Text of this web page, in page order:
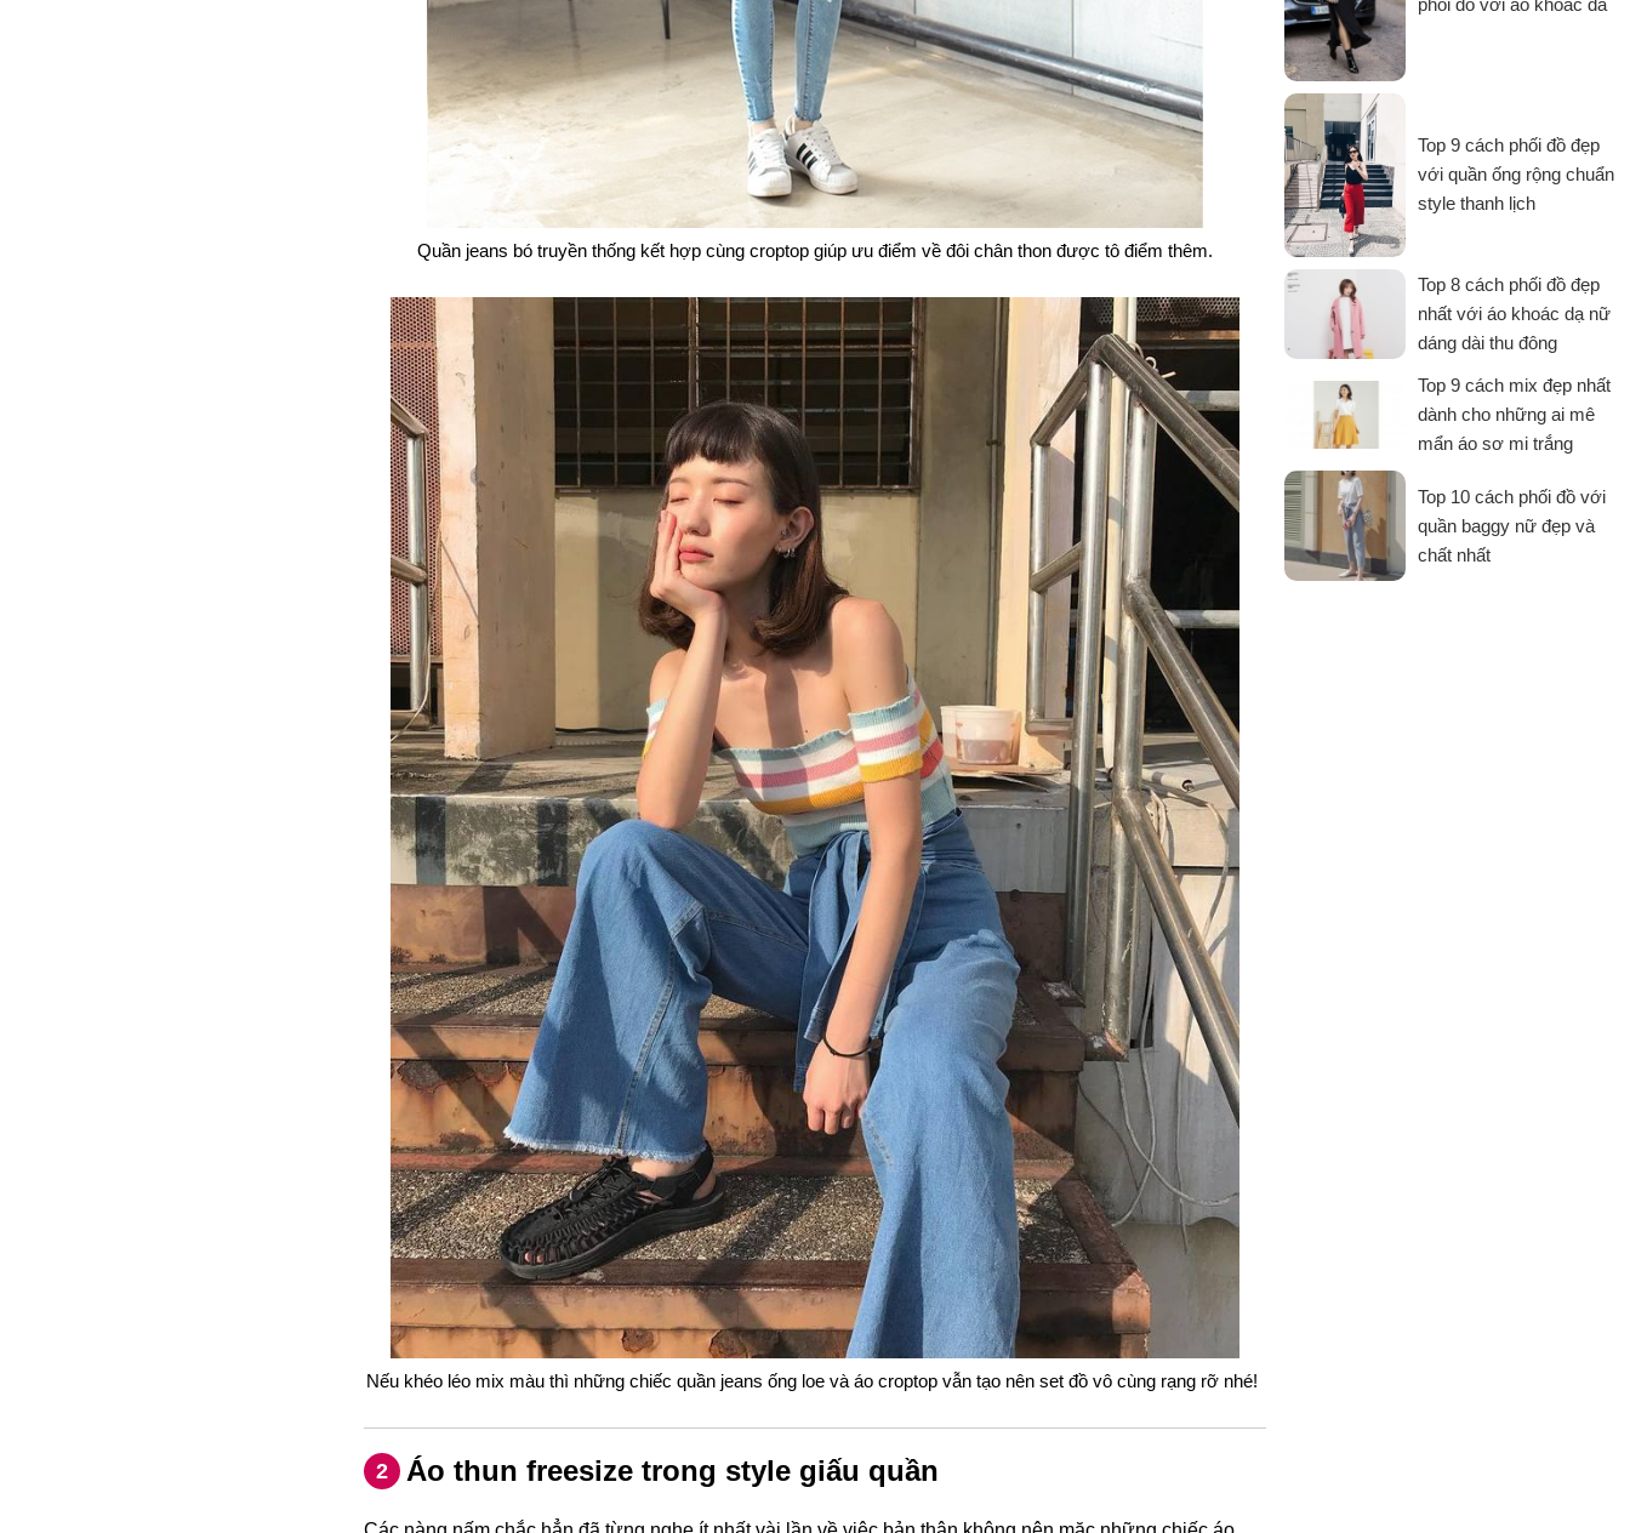
Quần jeans bó truyền thống kết hợp cùng croptop giúp ưu điểm về đôi chân thon được tô điểm thêm.
Nếu khéo léo mix màu thì những chiếc quần jeans ống loe và áo croptop vẫn tạo nên set đồ vô cùng rạng rỡ nhé!
2 Áo thun freesize trong style giấu quần
Top 9 cách phối đồ đẹp
với quần ống rộng chuẩn
style thanh lịch
Top 8 cách phối đồ đẹp
nhất với áo khoác dạ nữ
dáng dài thu đông
Top 9 cách mix đẹp nhất
dành cho những ai mê
mẩn áo sơ mi trắng
Top 10 cách phối đồ với
quần baggy nữ đẹp và
chất nhất